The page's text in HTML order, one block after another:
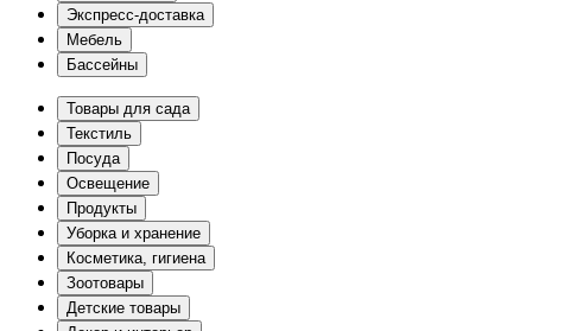
Экспресс-доставка
Мебель
Бассейны
Товары для сада
Текстиль
Посуда
Освещение
Продукты
Уборка и хранение
Косметика, гигиена
Зоотовары
Детские товары